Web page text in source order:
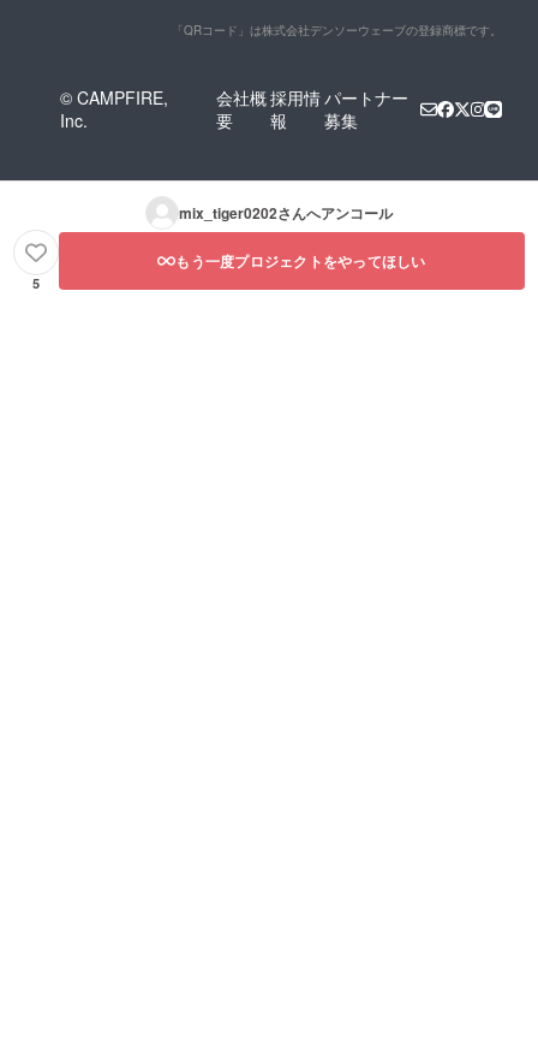
「QRコード」は株式会社デンソーウェーブの登録商標です。
© CAMPFIRE,
Inc.
会社概
要
採用情
報
パートナー
募集
mix_tiger0202さんへアンコール
5
もう一度プロジェクトをやってほしい